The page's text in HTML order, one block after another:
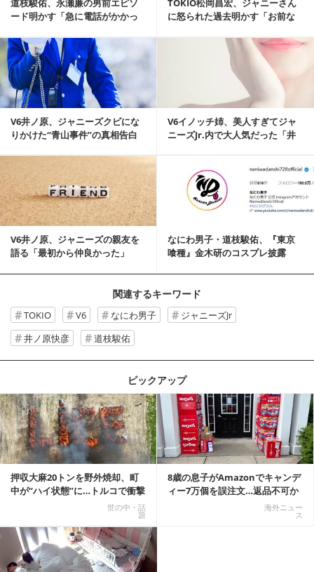
道枝駿佑、永瀬廉の男前エピソ
ード明かす「急に電話がかかっ
TOKIO松岡昌宏、ジャニーさん
に怒られた過去明かす「お前な
V6井ノ原、ジャニーズクビにな
りかけた“青山事件”の真相告白
V6イノッチ姉、美人すぎてジャ
ニーズJr.内で大人気だった「井
記事を読む
V6井ノ原、ジャニーズの親友を
語る「最初から仲良かった」
なにわ男子・道枝駿佑、『東京
喰種』金木研のコスプレ披露
記事を読む
関連するキーワード
TOKIO V6 なにわ男子
ジャニーズJr
井ノ原快彦
道枝駿佑
ピックアップ
押収大麻20トンを野外焼却、町
中が“ハイ状態”に…トルコで衝撃
世の中・話
題
8歳の息子がAmazonでキャンデ
ィー7万個を誤注文…返品不可か
海外ニュー
ス
記事を読む